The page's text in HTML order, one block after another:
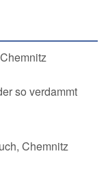
so verdammt
Chemnitz